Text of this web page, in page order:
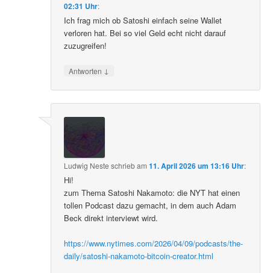
02:31 Uhr:
Ich frag mich ob Satoshi einfach seine Wallet
verloren hat. Bei so viel Geld echt nicht darauf
zuzugreifen!
Antworten ↓
Ludwig Neste schriebam11. April 2026 um 13:16 Uhr:
Hi!
zum Thema Satoshi Nakamoto: die NYT hat einen
tollen Podcast dazu gemacht, in dem auch Adam
Beck direkt interviewt wird.
https://www.nytimes.com/2026/04/09/podcasts/the-
daily/satoshi-nakamoto-bitcoin-creator.html